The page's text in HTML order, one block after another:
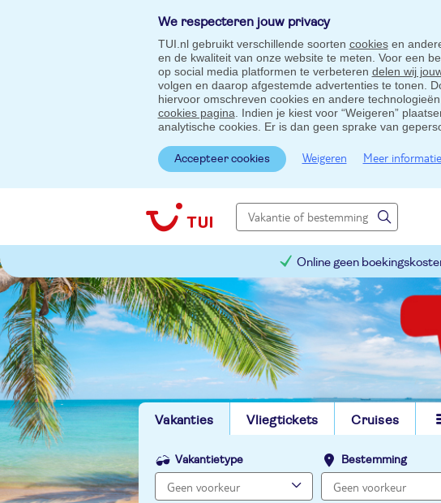
We respecteren jouw privacy
TUI.nl gebruikt verschillende soorten cookiesen
en de kwaliteit van onze website te meten. Voor een
op social media platformen te verbeteren delen wij
volgen en daarop afgestemde advertenties te tonen.
hiervoor omschreven cookies en andere
cookies pagina . Indien je kiest voor “Weigeren”
analytische cookies. Er is dan geen sprake van
Accepteer cookies Weigeren Meer informatie
Online geen
Vakanties Vliegtickets Cruises
Vakantietype Bestemming